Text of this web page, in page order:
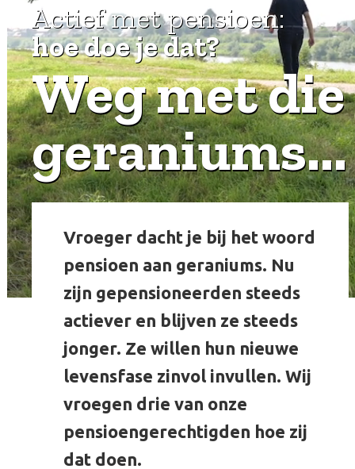
Actief met pensioen:
hoe doe je dat?
Weg met die
geraniums...
Vroeger dacht je bij het woord
pensioen aan geraniums. Nu
zijn gepensioneerden steeds
actiever en blijven ze steeds
jonger. Ze willen hun nieuwe
levensfase zinvol invullen. Wij
vroegen drie van onze
pensioengerechtigden hoe zij
dat doen.